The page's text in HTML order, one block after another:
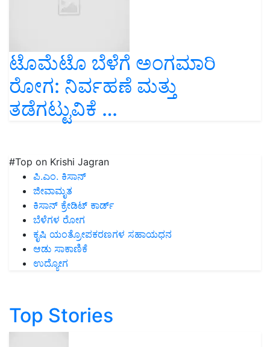
ಟೊಮೆಟೊ ಬೆಳೆಗೆ ಅಂಗಮಾರಿ
ರೋಗ: ನಿರ್ವಹಣೆ ಮತ್ತು
ತಡೆಗಟ್ಟುವಿಕೆ …
#Top on Krishi Jagran
ಪಿ.ಎಂ. ಕಿಸಾನ್
ಜೀವಾಮೃತ
ಕಿಸಾನ್ ಕ್ರೇಡಿಟ್ ಕಾರ್ಡ್
ಬೆಳೆಗಳ ರೋಗ
ಕೃಷಿ ಯಂತ್ರೋಪಕರಣಗಳ ಸಹಾಯಧನ
ಆಡು ಸಾಕಾಣಿಕೆ
ಉದ್ಯೋಗ
Top Stories